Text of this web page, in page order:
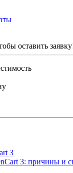
оставить
3
3: причины и